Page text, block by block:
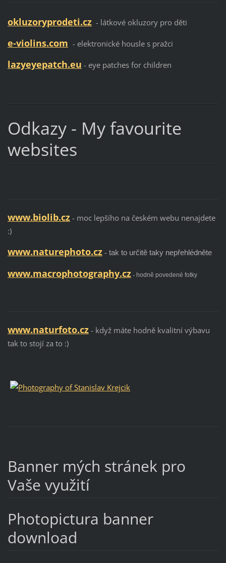
okluzoryprodeti.cz- látkové okluzory pro děti
e-violins.com - elektronické housle s pražci
lazyeyepatch.eu - eye patches for children
Odkazy - My favourite
websites
www.biolib.cz- moc lepšího na českém webu nenajdete
:)
www.naturephoto.cz- tak to určitě taky nepřehlédněte
www.macrophotography.cz - hodně povedené fotky
www.naturfoto.cz- když máte hodně kvalitní výbavu
tak to stojí za to :)
Banner mých stránek pro
Vaše využití
Photopictura banner
download